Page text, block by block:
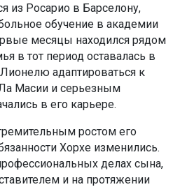
из Росарио в Барселону,
обучение в академии
месяцы находился рядом
в тот период оставалась в
адаптироваться к
Масии и серьезным
в его карьере.
ростом его
Хорхе изменились.
делах сына,
и на протяжении